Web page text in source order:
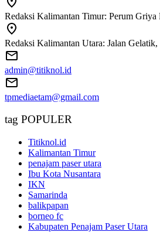
Redaksi Kalimantan Timur: Perum Griya
Redaksi Kalimantan Utara: Jalan
admin@titiknol.id
tpmediaetam@gmail.com
tag POPULER
Titiknol.id
Kalimantan Timur
penajam paser utara
Ibu Kota Nusantara
IKN
Samarinda
balikpapan
borneo fc
Kabupaten Penajam Paser Utara